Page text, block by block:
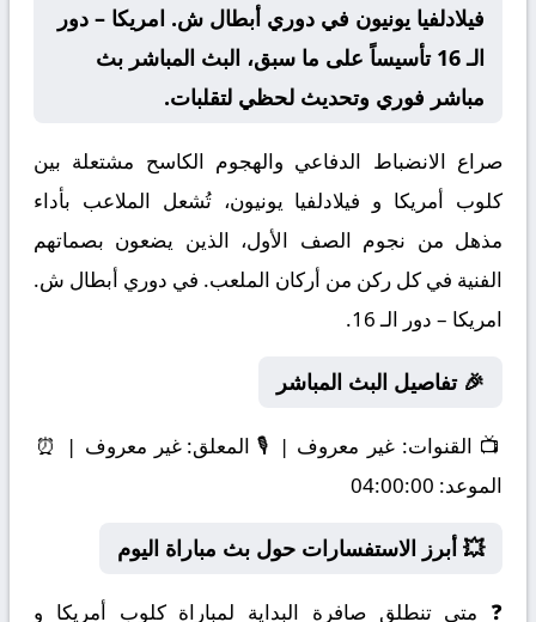
فيلادلفيا يونيون في دوري أبطال ش. امريكا – دور
الـ 16 تأسيساً على ما سبق، البث المباشر بث
مباشر فوري وتحديث لحظي لتقلبات.
صراع الانضباط الدفاعي والهجوم الكاسح مشتعلة بين
كلوب أمريكا و فيلادلفيا يونيون، تُشعل الملاعب بأداء
مذهل من نجوم الصف الأول، الذين يضعون بصماتهم
الفنية في كل ركن من أركان الملعب. في دوري أبطال ش.
امريكا – دور الـ 16.
🎉 تفاصيل البث المباشر
📺 القنوات: غير معروف | 🎙️ المعلق: غير معروف | ⏰
الموعد:
💥 أبرز الاستفسارات حول بث مباراة اليوم
❓ متى تنطلق صافرة البداية لمباراة كلوب أمريكا و